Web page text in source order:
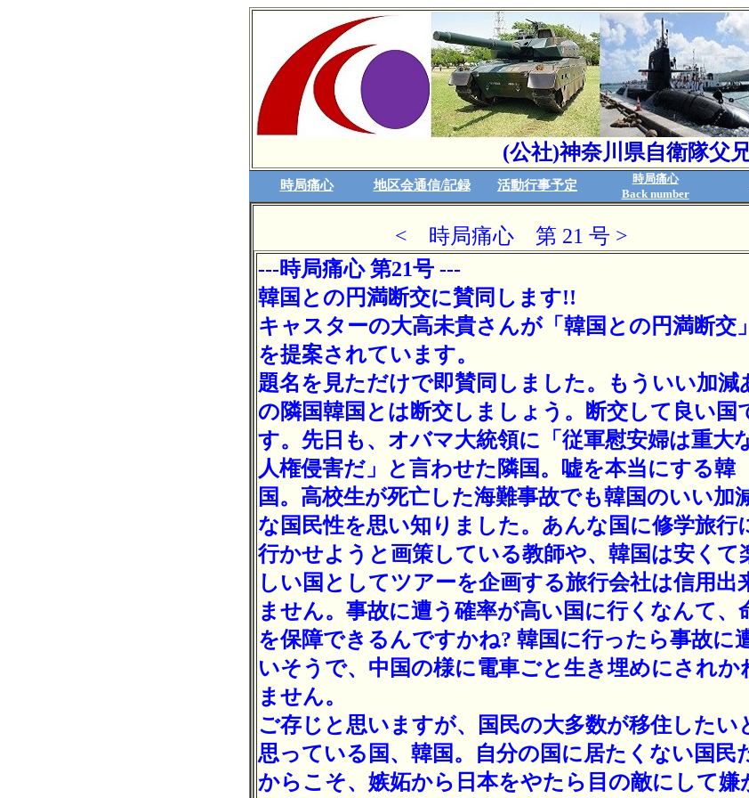
(公社)神奈川県自衛隊父
時局痛心 地区会通信/記録 活動行事予定
時局痛心
Back number
< 時局痛心 第 21 号 >
---時局痛心 第21号 ---
韓国との円満断交に賛同します!!
キャスターの大高未貴さんが「韓国との円満断交」
を提案されています。
題名を見ただけで即賛同しました。もういい加減
の隣国韓国とは断交しましょう。断交して良い国
す。先日も、オバマ大統領に「従軍慰安婦は重大
人権侵害だ」と言わせた隣国。嘘を本当にする韓
国。高校生が死亡した海難事故でも韓国のいい加
な国民性を思い知りました。あんな国に修学旅行
行かせようと画策している教師や、韓国は安くて
しい国としてツアーを企画する旅行会社は信用出
ません。事故に遭う確率が高い国に行くなんて、
を保障できるんですかね? 韓国に行ったら事故に
いそうで、中国の様に電車ごと生き埋めにされか
ません。
ご存じと思いますが、国民の大多数が移住したい
思っている国、韓国。自分の国に居たくない国民
からこそ、嫉妬から日本をやたら目の敵にして嫌